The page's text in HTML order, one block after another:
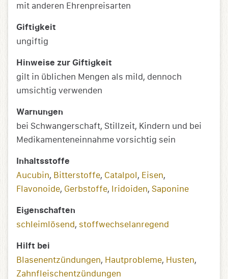
mit anderen Ehrenpreisarten
Giftigkeit
ungiftig
Hinweise zur Giftigkeit
gilt in üblichen Mengen als mild, dennoch
umsichtig verwenden
Warnungen
bei Schwangerschaft, Stillzeit, Kindern und bei
Medikamenteneinnahme vorsichtig sein
Inhaltsstoffe
Aucubin, Bitterstoffe, Catalpol, Eisen,
Flavonoide, Gerbstoffe, Iridoiden, Saponine
Eigenschaften
schleimlösend, stoffwechselanregend
Hilft bei
Blasenentzündungen, Hautprobleme, Husten,
Zahnfleischentzündungen